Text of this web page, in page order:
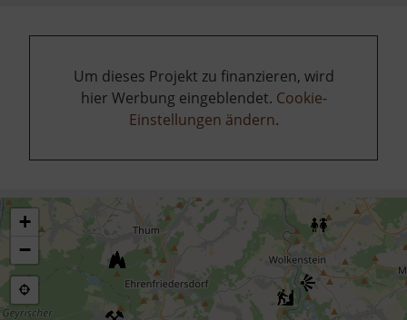
Um dieses Projekt zu finanzieren, wird
hier Werbung eingeblendet. Cookie-
Einstellungen ändern.
+
−